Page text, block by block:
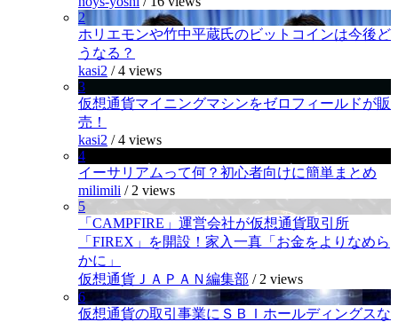
2
ホリエモンや竹中平蔵氏のビットコインは今後ど
うなる？
kasi2 /4 views
3
仮想通貨マイニングマシンをゼロフィールドが販
売！
kasi2 /4 views
4
イーサリアムって何？初心者向けに簡単まとめ
milimili / 2 views
5
「CAMPFIRE」運営会社が仮想通貨取引所
「FIREX」を開設！家入一真「お金をよりなめら
かに」
仮想通貨ＪＡＰＡＮ編集部 / 2 views
6
仮想通貨の取引事業にＳＢＩホールディングスな